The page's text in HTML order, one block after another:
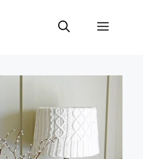
Menu